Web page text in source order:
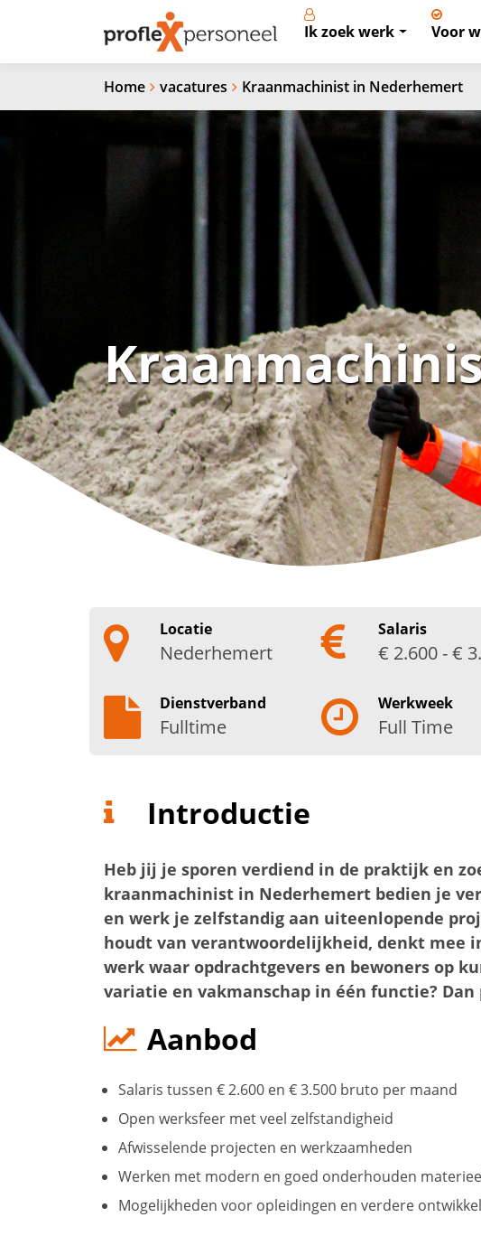
Ik zoek werk Voor
Home vacatures Kraanmachinist in Nederhemert
Locatie
Nederhemert
Salaris
€ 2.600 - €
Dienstverband
Fulltime
Werkweek
Full Time
Introductie
Heb jij je sporen verdiend in de praktijk en
kraanmachinist in Nederhemert bedien je
en werk je zelfstandig aan uiteenlopende
houdt van verantwoordelijkheid, denkt mee
werk waar opdrachtgevers en bewoners op
variatie en vakmanschap in één functie? Dan
Aanbod
Salaris tussen € 2.600 en € 3.500 bruto per maand
Open werksfeer met veel zelfstandigheid
Afwisselende projecten en werkzaamheden
Werken met modern en goed onderhouden
Mogelijkheden voor opleidingen en verdere